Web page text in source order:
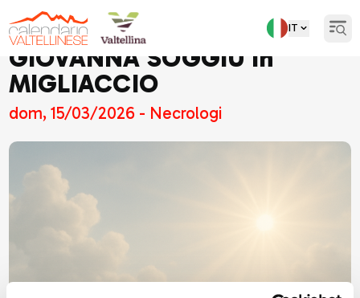
IT
GIOVANNA SOGGIU in
MIGLIACCIO
dom, 15/03/2026 - Necrologi